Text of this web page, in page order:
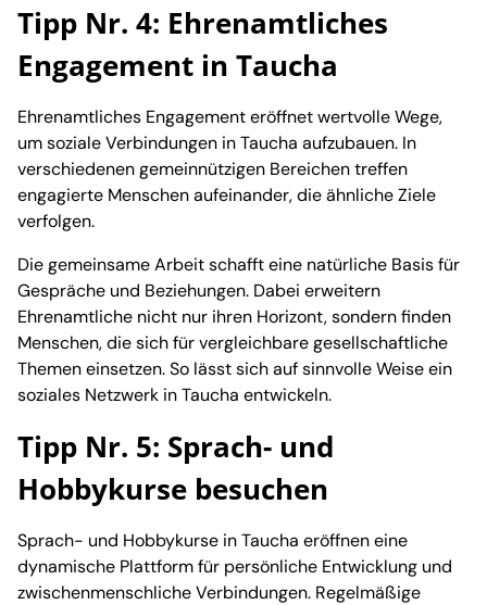
Tipp Nr. 4: Ehrenamtliches
Engagement in Taucha
Ehrenamtliches Engagement eröffnet wertvolle Wege,
um soziale Verbindungen in Taucha aufzubauen. In
verschiedenen gemeinnützigen Bereichen treffen
engagierte Menschen aufeinander, die ähnliche Ziele
verfolgen.
Die gemeinsame Arbeit schafft eine natürliche Basis für
Gespräche und Beziehungen. Dabei erweitern
Ehrenamtliche nicht nur ihren Horizont, sondern finden
Menschen, die sich für vergleichbare gesellschaftliche
Themen einsetzen. So lässt sich auf sinnvolle Weise ein
soziales Netzwerk in Taucha entwickeln.
Tipp Nr. 5: Sprach- und
Hobbykurse besuchen
Sprach- und Hobbykurse in Taucha eröffnen eine
dynamische Plattform für persönliche Entwicklung und
zwischenmenschliche Verbindungen. Regelmäßige